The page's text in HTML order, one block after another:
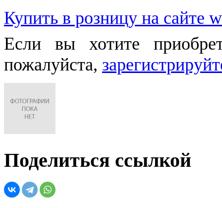
Купить в розницу на сайте
Если вы хотите
пожалуйста,
Поделиться ссылкой